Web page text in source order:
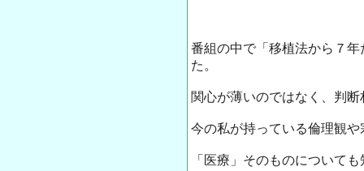
番組の中で「移植法から７
た。
関心が薄いのではなく、判
今の私が持っている倫理観
「医療」そのものについて